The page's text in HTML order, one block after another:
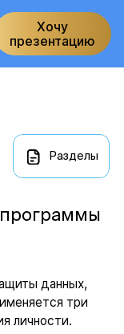
Хочу
презентацию
Разделы
программы
данных,
три
личности.